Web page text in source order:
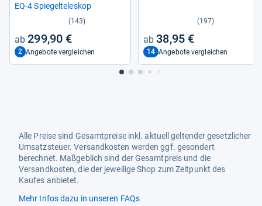
EQ-​4 Spie­gel­te­le­skop
(143)
299,90 €
2 Angebote vergleichen
(197)
38,95 €
14 Angebote vergleichen
Alle Preise sind Gesamtpreise inkl. aktuell geltender gesetzlicher
Umsatzsteuer. Versandkosten werden ggf. gesondert
berechnet. Maßgeblich sind der Gesamtpreis und die
Versandkosten, die der jeweilige Shop zum Zeitpunkt des
Kaufes anbietet.
Mehr Infos dazu in unseren FAQs